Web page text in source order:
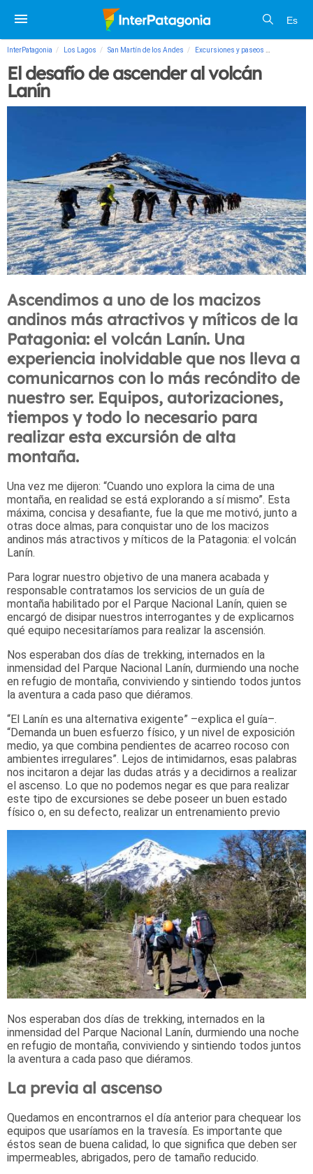
Es
InterPatagonia Los Lagos San Martín de los Andes Excursiones y paseos
El desafío de ascender al volcán
Lanín
Ascendimos a uno de los macizos
andinos más atractivos y míticos de la
Patagonia: el volcán Lanín. Una
experiencia inolvidable que nos lleva a
comunicarnos con lo más recóndito de
nuestro ser. Equipos, autorizaciones,
tiempos y todo lo necesario para
realizar esta excursión de alta
montaña.
Una vez me dijeron: “Cuando uno explora la cima de una
montaña, en realidad se está explorando a sí mismo”. Esta
máxima, concisa y desafiante, fue la que me motivó, junto a
otras doce almas, para conquistar uno de los macizos
andinos más atractivos y míticos de la Patagonia: el volcán
Lanín.
Para lograr nuestro objetivo de una manera acabada y
responsable contratamos los servicios de un guía de
montaña habilitado por el Parque Nacional Lanín, quien se
encargó de disipar nuestros interrogantes y de explicarnos
qué equipo necesitaríamos para realizar la ascensión.
Nos esperaban dos días de trekking, internados en la
inmensidad del Parque Nacional Lanín, durmiendo una noche
en refugio de montaña, conviviendo y sintiendo todos juntos
la aventura a cada paso que diéramos.
“El Lanín es una alternativa exigente” –explica el guía–.
“Demanda un buen esfuerzo físico, y un nivel de exposición
medio, ya que combina pendientes de acarreo rocoso con
ambientes irregulares”. Lejos de intimidarnos, esas palabras
nos incitaron a dejar las dudas atrás y a decidirnos a realizar
el ascenso. Lo que no podemos negar es que para realizar
este tipo de excursiones se debe poseer un buen estado
físico o, en su defecto, realizar un entrenamiento previo
Nos esperaban dos días de trekking, internados en la
inmensidad del Parque Nacional Lanín, durmiendo una noche
en refugio de montaña, conviviendo y sintiendo todos juntos
la aventura a cada paso que diéramos.
La previa al ascenso
Quedamos en encontrarnos el día anterior para chequear los
equipos que usaríamos en la travesía. Es importante que
éstos sean de buena calidad, lo que significa que deben ser
impermeables, abrigados, pero de tamaño reducido.